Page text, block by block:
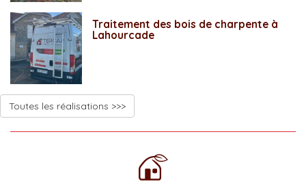
Traitement des bois de charpente à
Lahourcade
Toutes les réalisations >>>